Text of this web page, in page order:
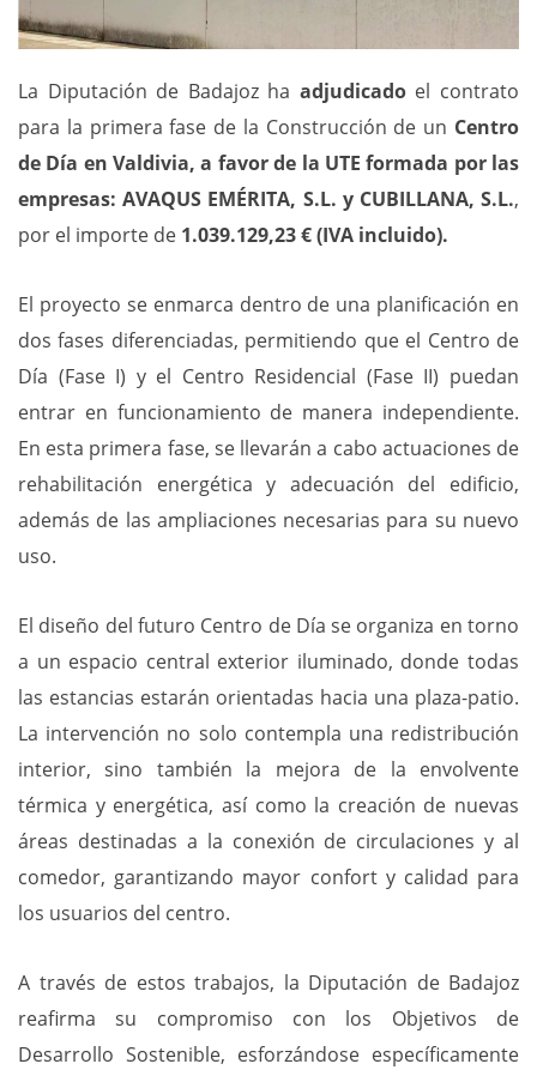
La Diputación de Badajoz ha adjudicadoel contrato
para la primera fase de la Construcción de un Centro
de Día en Valdivia, a favor de la UTE formada por las
empresas: AVAQUS EMÉRITA, S.L. y CUBILLANA, S.L.,
por el importe de 1.039.129,23 € (IVA incluido).
El proyecto se enmarca dentro de una planificación en
dos fases diferenciadas, permitiendo que el Centro de
Día (Fase I) y el Centro Residencial (Fase II) puedan
entrar en funcionamiento de manera independiente.
En esta primera fase, se llevarán a cabo actuaciones de
rehabilitación energética y adecuación del edificio,
además de las ampliaciones necesarias para su nuevo
uso.
El diseño del futuro Centro de Día se organiza en torno
a un espacio central exterior iluminado, donde todas
las estancias estarán orientadas hacia una plaza-patio.
La intervención no solo contempla una redistribución
interior, sino también la mejora de la envolvente
térmica y energética, así como la creación de nuevas
áreas destinadas a la conexión de circulaciones y al
comedor, garantizando mayor confort y calidad para
los usuarios del centro.
A través de estos trabajos, la Diputación de Badajoz
reafirma su compromiso con los Objetivos de
Desarrollo Sostenible, esforzándose específicamente